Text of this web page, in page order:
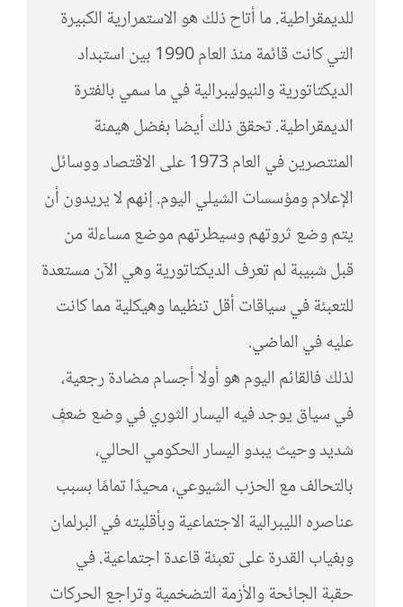
للديمقراطية. ما أتاح ذلك هو الاستمرارية الكبيرة
التي كانت قائمة منذ العام 1990 بين استبداد
الديكتاتورية والنيوليبرالية في ما سمي بالفترة
الديمقراطية. تحقق ذلك أيضا بفضل هيمنة
المنتصرين في العام 1973 على الاقتصاد ووسائل
الإعلام ومؤسسات الشيلي اليوم. إنهم لا يريدون أن
يتم وضع ثروتهم وسيطرتهم موضع مساءلة من
قبل شبيبة لم تعرف الديكتاتورية وهي الآن مستعدة
للتعبئة في سياقات أقل تنظيما وهيكلية مما كانت
عليه في الماضي.
لذلك فالقائم اليوم هو أولا أجسام مضادة رجعية،
في سياق يوجد فيه اليسار الثوري في وضع ضعفٍ
شديد وحيث يبدو اليسار الحكومي الحالي،
بالتحالف مع الحزب الشيوعي، محيدًا تمامًا بسبب
عناصره الليبرالية الاجتماعية وبأقليته في البرلمان
وبغياب القدرة على تعبئة قاعدة اجتماعية. في
حقبة الجائحة والأزمة التضخمية وتراجع الحركات